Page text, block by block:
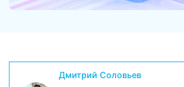
Дмитрий Соловьев